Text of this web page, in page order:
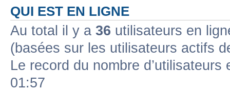
QUI EST EN LIGNE
Au total il y a 36 utilisateurs en
(basées sur les utilisateurs actifs
Le record du nombre
01:57